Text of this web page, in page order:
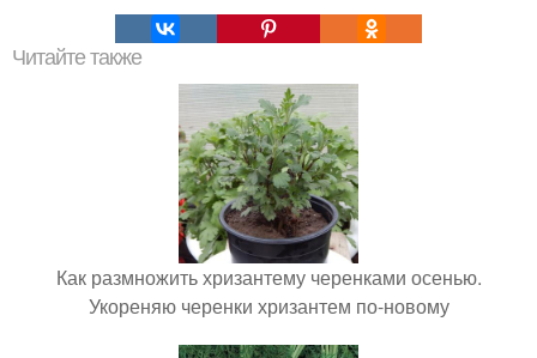
Читайте также
Как размножить хризантему черенками осенью.
Укореняю черенки хризантем по-новому